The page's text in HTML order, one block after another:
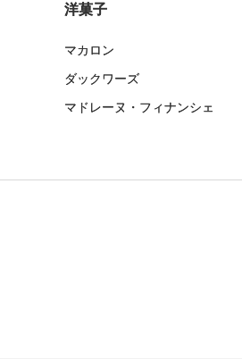
洋菓子
マカロン
ダックワーズ
マドレーヌ・フィナンシェ